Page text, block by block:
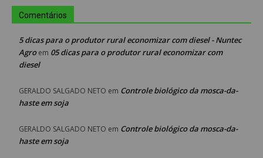
Comentários
5 dicas para o produtor rural economizar com diesel - Nuntec
Agroem 05 dicas para o produtor rural economizar com
diesel
GERALDO SALGADO NETO em Controle biológico da mosca-da-
haste em soja
GERALDO SALGADO NETO em Controle biológico da mosca-da-
haste em soja